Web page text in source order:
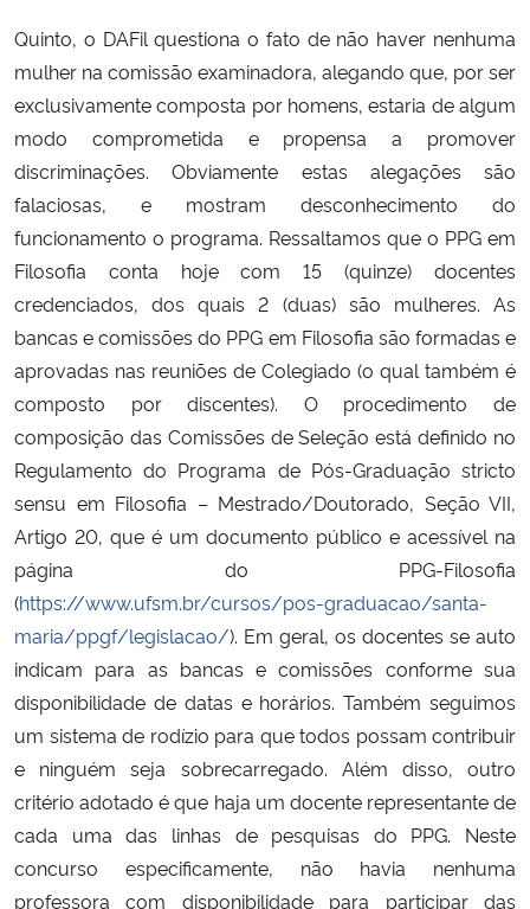
Quinto, o DAFil questiona o fato de não haver nenhuma
mulher na comissão examinadora, alegando que, por ser
exclusivamente composta por homens, estaria de algum
modo comprometida e propensa a promover
discriminações. Obviamente estas alegações são
falaciosas, e mostram desconhecimento do
funcionamento o programa. Ressaltamos que o PPG em
Filosofia conta hoje com 15 (quinze) docentes
credenciados, dos quais 2 (duas) são mulheres. As
bancas e comissões do PPG em Filosofia são formadas e
aprovadas nas reuniões de Colegiado (o qual também é
composto por discentes). O procedimento de
composição das Comissões de Seleção está definido no
Regulamento do Programa de Pós-Graduação stricto
sensu em Filosofia – Mestrado/Doutorado, Seção VII,
Artigo 20, que é um documento público e acessível na
página do PPG-Filosofia
(https://www.ufsm.br/cursos/pos-graduacao/santa-
maria/ppgf/legislacao/). Em geral, os docentes se auto
indicam para as bancas e comissões conforme sua
disponibilidade de datas e horários. Também seguimos
um sistema de rodízio para que todos possam contribuir
e ninguém seja sobrecarregado. Além disso, outro
critério adotado é que haja um docente representante de
cada uma das linhas de pesquisas do PPG. Neste
concurso especificamente, não havia nenhuma
professora com disponibilidade para participar das